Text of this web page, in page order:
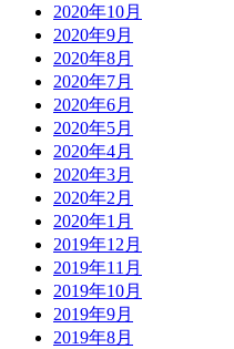
2020年10月
2020年9月
2020年8月
2020年7月
2020年6月
2020年5月
2020年4月
2020年3月
2020年2月
2020年1月
2019年12月
2019年11月
2019年10月
2019年9月
2019年8月